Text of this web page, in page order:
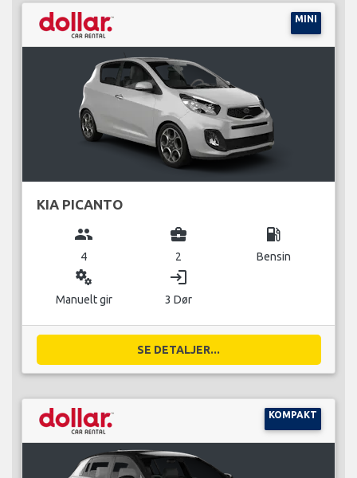
MINI
KIA PICANTO
group
4
business_center
2
local_gas_station
Bensin
miscellaneous_services
Manuelt gir
login
3 Dør
SE DETALJER...
KOMPAKT